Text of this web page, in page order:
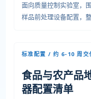
面向质量控制实验室，
样品前处理设备配置，
标准配置 / 约 6-10 周交
食品与农产品
器配置清单